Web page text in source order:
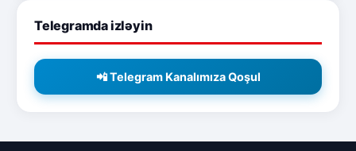
Telegramda izləyin
📲 Telegram Kanalımıza Qoşul